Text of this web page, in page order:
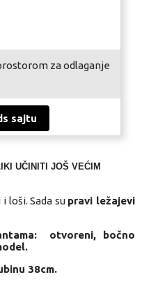
za odlaganje
sajtu
UČINITI JOŠ VEĆIM
loši. Sada su pravi ležajevi
otvoreni, bočno
38cm.